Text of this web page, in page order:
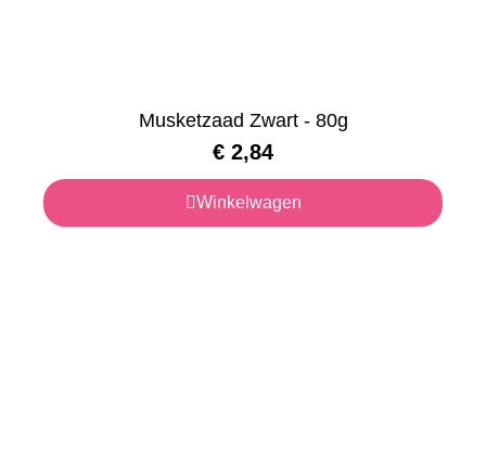
Musketzaad Zwart - 80g
€ 2,84
Winkelwagen